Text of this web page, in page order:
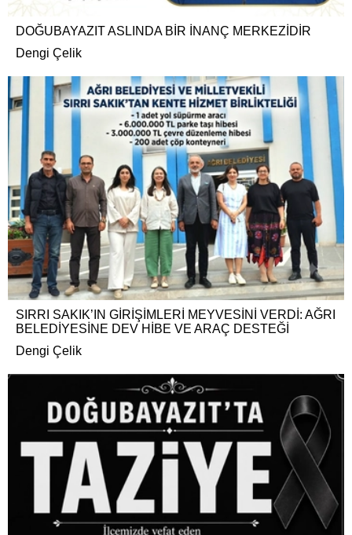
DOĞUBAYAZIT ASLINDA BİR İNANÇ MERKEZİDİR
Dengi Çelik
SIRRI SAKIK’IN GİRİŞİMLERİ MEYVESİNİ VERDİ: AĞRI
BELEDİYESİNE DEV HİBE VE ARAÇ DESTEĞİ
Dengi Çelik